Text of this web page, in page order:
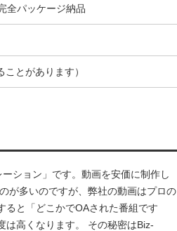
全パッケージ納品
とがあります）
ション」です。動画を安価に制作し
が多いのですが、弊社の動画はプロの
ると「どこかでOAされた番組です
は高くなります。 その秘密はBiz-